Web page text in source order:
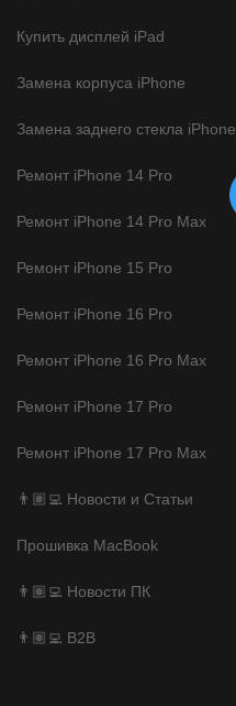
Купить дисплей iPad
Замена корпуса iPhone
Замена заднего стекла iPhone
Ремонт iPhone 14 Pro
Ремонт iPhone 14 Pro Max
Ремонт iPhone 15 Pro
Ремонт iPhone 16 Pro
Ремонт iPhone 16 Pro Max
Ремонт iPhone 17 Pro
Ремонт iPhone 17 Pro Max
👨🏽‍💻 Новости и Статьи
Прошивка MacBook
👨🏽‍💻 Новости ПК
👨🏽‍💻 B2B